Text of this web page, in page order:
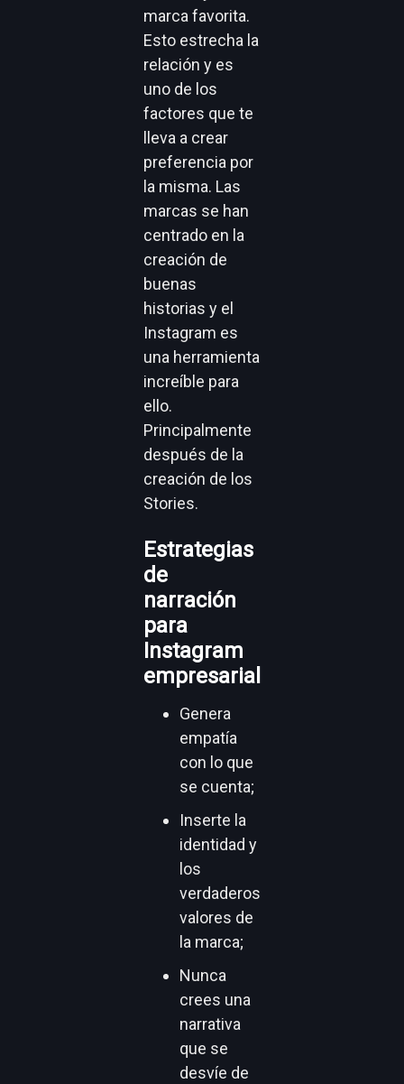
marca favorita.
Esto estrecha la
relación y es
uno de los
factores que te
lleva a crear
preferencia por
la misma. Las
marcas se han
centrado en la
creación de
buenas
historias y el
Instagram es
una herramienta
increíble para
ello.
Principalmente
después de la
creación de los
Stories.
Estrategias
de
narración
para
Instagram
empresarial
Genera
empatía
con lo que
se cuenta;
Inserte la
identidad y
los
verdaderos
valores de
la marca;
Nunca
crees una
narrativa
que se
desvíe de